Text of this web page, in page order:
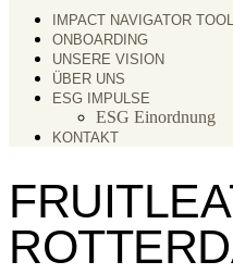
IMPACT NAVIGATOR TOOL
ONBOARDING
UNSERE VISION
ÜBER UNS
ESG IMPULSE
ESG Einordnung
KONTAKT